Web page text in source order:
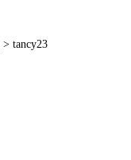
> tancy23